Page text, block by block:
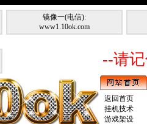
镜像一(电信):
www1.10ok.com
--请
返回首页
挂机技术
游戏架设